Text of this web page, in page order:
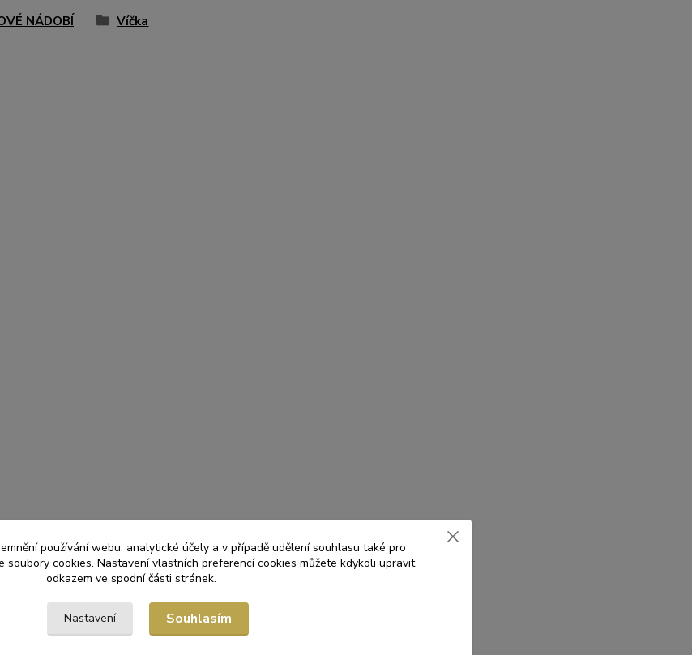
NÁDOBÍ Víčka
používání webu, analytické účely a v případě udělení souhlasu také pro
soubory cookies. Nastavení vlastních preferencí cookies můžete kdykoli upravit
odkazem ve spodní části stránek.
Nastavení Souhlasím